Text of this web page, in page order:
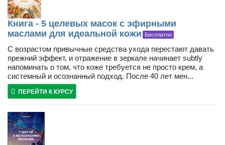
Книга - 5 целевых масок с эфирными
маслами для идеальной кожи
Бесплатно
С возрастом привычные средства ухода перестают давать
прежний эффект, и отражение в зеркале начинает subtly
напоминать о том, что коже требуется не просто крем, а
системный и осознанный подход. После 40 лет мен...
ПЕРЕЙТИ К КУРСУ